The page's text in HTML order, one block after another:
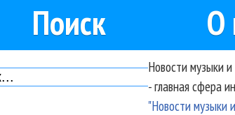
Поиск О
Новости музыки
- главная сфера
"Новости музыки